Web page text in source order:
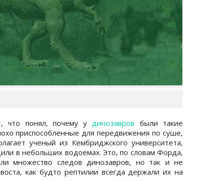
что понял, почему у динозавров были такие
приспособленные для передвижения по суше,
ученый из Кембриджского университета,
в небольших водоемах. Это, по словам Форда,
множество следов динозавров, но так и не
как будто рептилии всегда держали их на